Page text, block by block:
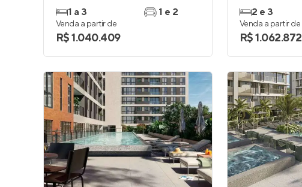
1 a 3
1 e 2
Venda a partir de
R$ 1.040.409
2 e 3
Venda a partir de
R$ 1.062.872